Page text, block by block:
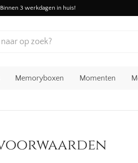
Binnen 3 werkdagen in huis!
Memoryboxen Momenten